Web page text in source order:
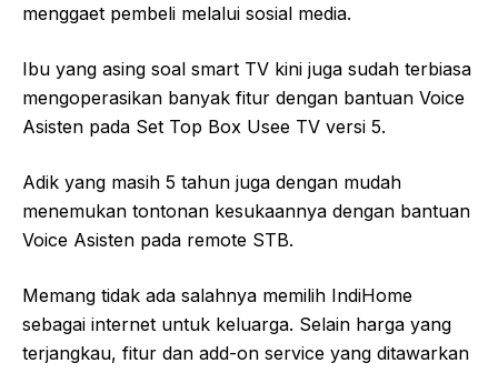
menggaet pembeli melalui sosial media.
Ibu yang asing soal smart TV kini juga sudah terbiasa
mengoperasikan banyak fitur dengan bantuan Voice
Asisten pada Set Top Box Usee TV versi 5.
Adik yang masih 5 tahun juga dengan mudah
menemukan tontonan kesukaannya dengan bantuan
Voice Asisten pada remote STB.
Memang tidak ada salahnya memilih IndiHome
sebagai internet untuk keluarga. Selain harga yang
terjangkau, fitur dan add-on service yang ditawarkan